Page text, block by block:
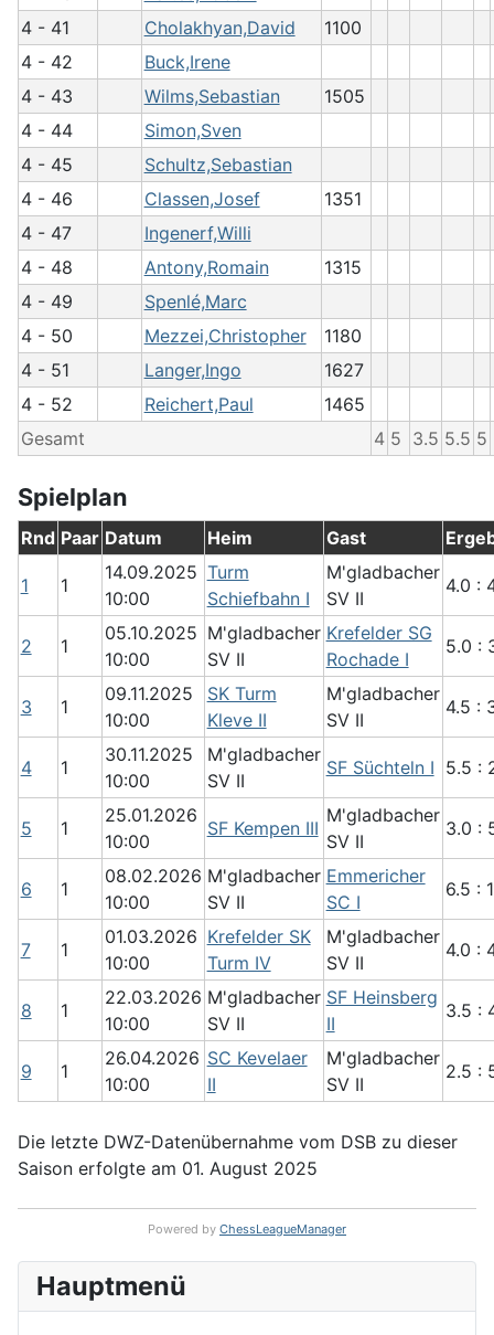
4 - 41
Cholakhyan,David
1100
4 - 42
Buck,Irene
4 - 43
Wilms,Sebastian
1505
4 - 44
Simon,Sven
4 - 45
Schultz,Sebastian
4 - 46
Classen,Josef
1351
4 - 47
Ingenerf,Willi
4 - 48
Antony,Romain
1315
4 - 49
Spenlé,Marc
4 - 50
Mezzei,Christopher
1180
4 - 51
Langer,Ingo
1627
4 - 52
Reichert,Paul
1465
Gesamt
4 5 3.5 5.5 5
Spielplan
Rnd Paar Datum Heim Gast
1 1
14.09.2025
10:00
Turm
Schiefbahn I
M'gladbacher
SV II
4.0 :
2 1
05.10.2025
10:00
M'gladbacher
SV II
Krefelder SG
Rochade I
5.0 :
3 1
09.11.2025
10:00
SK Turm
Kleve II
M'gladbacher
SV II
4.5 :
4 1
30.11.2025
10:00
M'gladbacher
SV II
SF Süchteln I 5.5 :
5 1
25.01.2026
10:00
SF Kempen III
M'gladbacher
SV II
3.0 :
6 1
08.02.2026
10:00
M'gladbacher
SV II
Emmericher
SC I
6.5 :
7 1
01.03.2026
10:00
Krefelder SK
Turm IV
M'gladbacher
SV II
4.0 :
8 1
22.03.2026
10:00
M'gladbacher
SV II
SF Heinsberg
II
3.5 :
9 1
26.04.2026
10:00
SC Kevelaer
II
M'gladbacher
SV II
2.5 :
Die letzte DWZ-Datenübernahme vom DSB zu dieser
Saison erfolgte am 01. August 2025
Powered by ChessLeagueManager
Hauptmenü